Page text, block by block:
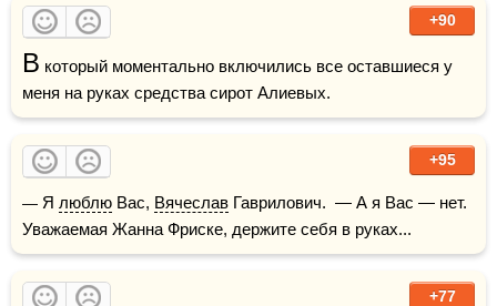
+90
В который моментально включились все оставшиеся у
меня на руках средства сирот Алиевых.
+95
— Я люблю Вас, Вячеслав Гаврилович.  — А я Вас — нет.
Уважаемая Жанна Фриске, держите себя в руках...
+77